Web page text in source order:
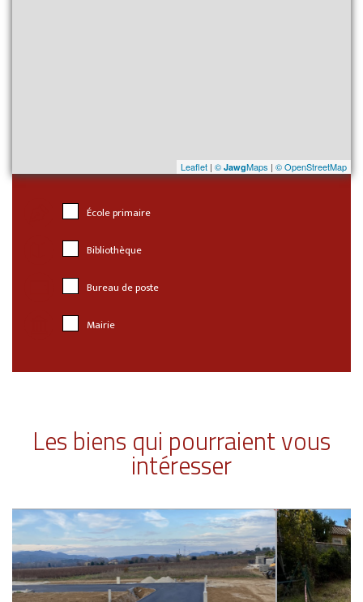
Leaflet | © JawgMaps | © OpenStreetMap
École primaire
Bibliothèque
Bureau de poste
Mairie
Les biens qui pourraient vous
intéresser